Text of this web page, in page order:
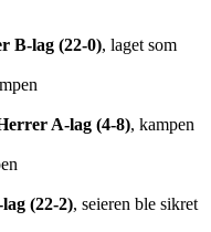
B-lag (22-0), laget som
A-lag (4-8), kampen
(22-2), seieren ble sikret